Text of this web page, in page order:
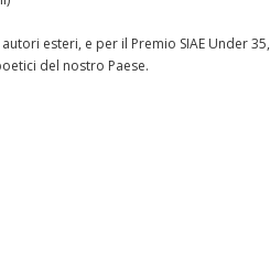
esteri, e per il Premio SIAE Under 35,
del nostro Paese.